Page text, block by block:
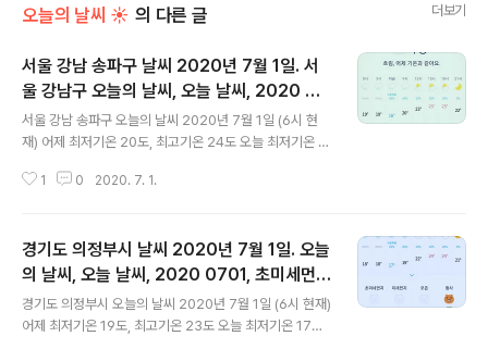
오늘의 날씨 ☀ 의 다른 글 더보기
서울 강남 송파구 날씨 2020년 7월 1일. 서
울 강남구 오늘의 날씨, 오늘 날씨, 2020 07
01, 초미세먼지, 미세먼지, 자외선
서울 강남 송파구 오늘의 날씨 2020년 7월 1일 (6시 현
재) 어제 최저기온 20도, 최고기온 24도 오늘 최저기온 1
은 24도의 최고기온입니다 좀 선선하겠어요 아침까지 내
미세먼지 좋음 = ?? ㎍/m³ 미세먼지는 좋음 = ?? ㎍/m³
대기상태는 어제보다 좋습니다 오전 6시 현재 초미세먼지
와 미세먼지 모두 '데이터 수집중'이라고 뜨지만 다른 경로
로 확인한 대기상태는 둘다 '좋음'입니다 오늘의 자외선 지
수 = (오후 기준) 한때 나쁨 수준입니다 posted by befr
1 0 2020. 7. 1.
경기도 의정부시 날씨 2020년 7월 1일. 오늘
의 날씨, 오늘 날씨, 2020 0701, 초미세먼
지, 미세먼지, 자외선
경기도 의정부시 오늘의 날씨 2020년 7월 1일 (6시 현재)
어제 최저기온 19도, 최고기온 23도 오늘 최저기온 17도,